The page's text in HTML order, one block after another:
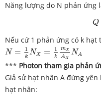
Năng lượng do N phản ứng
QQ
Nếu cứ 1 phản ứng có k hạt
N = 1
k
NX = 1
k
mX
AX
NA
N=1 kNX=1kmXA XNA
*** Photon tham gia phản
Giả sử hạt nhân A đứng
hạt nhân: